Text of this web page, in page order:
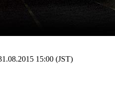
15:00 (JST)